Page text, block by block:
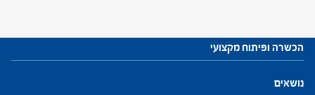
הכשרה ופיתוח מקצועי
נושאים